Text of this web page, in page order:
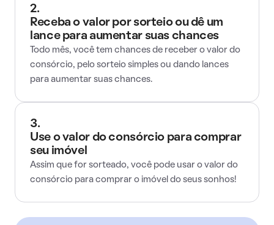
2.
Receba o valor por sorteio ou dê um
lance para aumentar suas chances
Todo mês, você tem chances de receber o valor do
consórcio, pelo sorteio simples ou dando lances
para aumentar suas chances.
3.
Use o valor do consórcio para comprar
seu imóvel
Assim que for sorteado, você pode usar o valor do
consórcio para comprar o imóvel do seus sonhos!